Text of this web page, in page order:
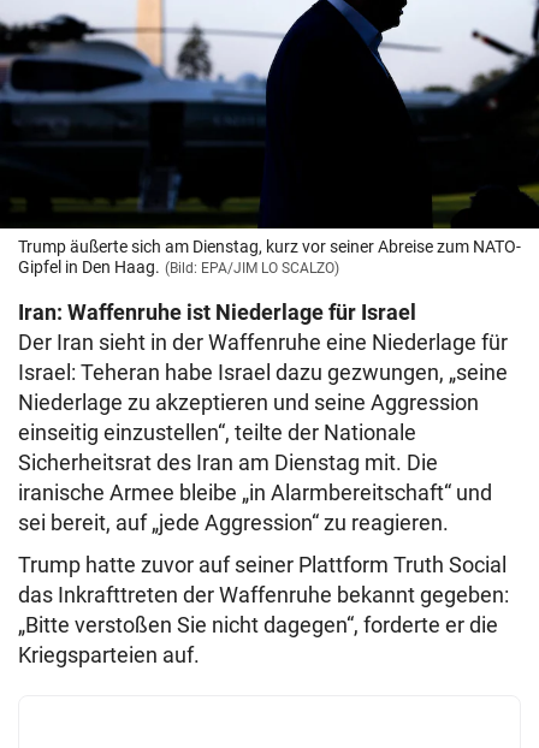
Trump äußerte sich am Dienstag, kurz vor seiner Abreise zum NATO-
Gipfel in Den Haag. (Bild: EPA/JIM LO SCALZO)
Iran: Waffenruhe ist Niederlage für Israel
Der Iran sieht in der Waffenruhe eine Niederlage für
Israel: Teheran habe Israel dazu gezwungen, „seine
Niederlage zu akzeptieren und seine Aggression
einseitig einzustellen“, teilte der Nationale
Sicherheitsrat des Iran am Dienstag mit. Die
iranische Armee bleibe „in Alarmbereitschaft“ und
sei bereit, auf „jede Aggression“ zu reagieren.
Trump hatte zuvor auf seiner Plattform Truth Social
das Inkrafttreten der Waffenruhe bekannt gegeben:
„Bitte verstoßen Sie nicht dagegen“, forderte er die
Kriegsparteien auf.